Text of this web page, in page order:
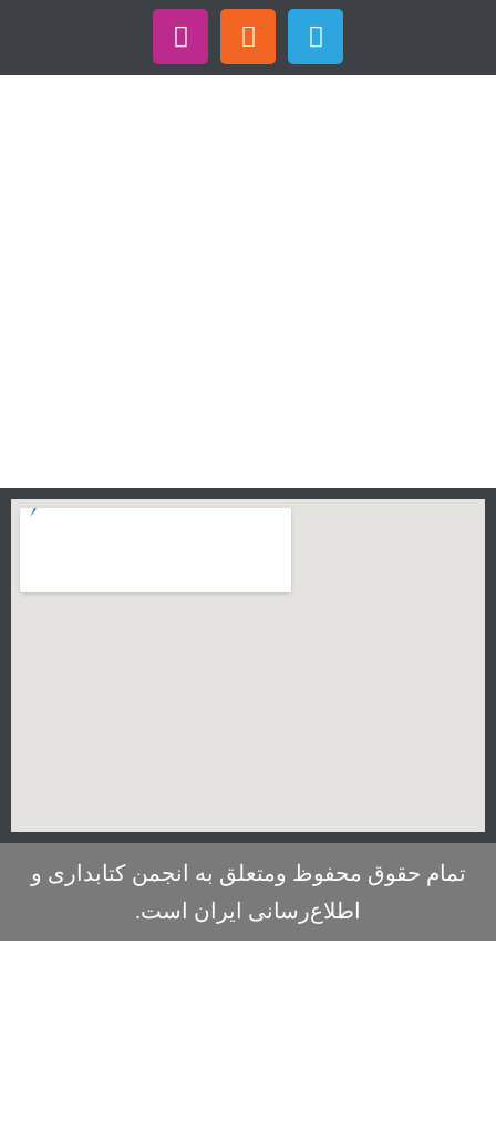
تمام حقوق محفوظ ومتعلق به انجمن کتابداری و
اطلاع‌رسانی ایران است.